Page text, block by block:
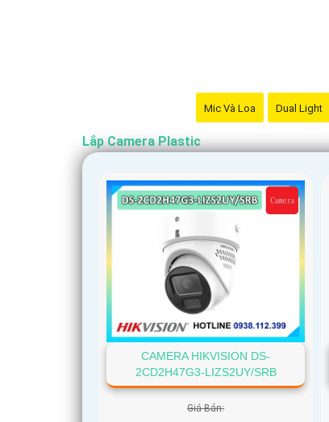
Mic Và Loa Dual Light
Lắp Camera Plastic
CAMERA HIKVISION DS-
2CD2H47G3-LIZS2UY/SRB
Giá Bán: